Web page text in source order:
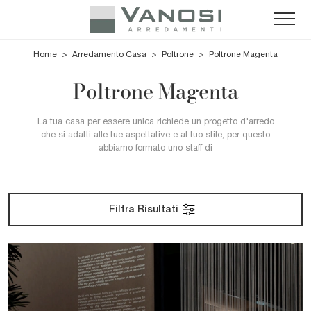
Home > Arredamento Casa > Poltrone > Poltrone Magenta
Poltrone Magenta
La tua casa per essere unica richiede un progetto d'arredo
che si adatti alle tue aspettative e al tuo stile, per questo
abbiamo formato uno staff di
Filtra Risultati